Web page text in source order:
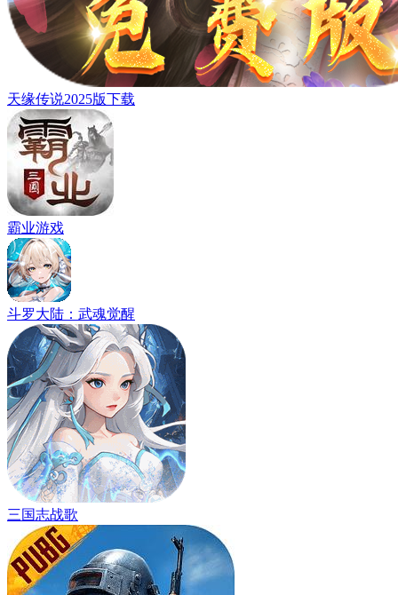
天缘传说2025版下载
霸业游戏
斗罗大陆：武魂觉醒
三国志战歌